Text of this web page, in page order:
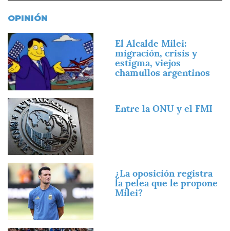
OPINIÓN
Imagen
El Alcalde Milei:
migración, crisis y
estigma, viejos
chamullos argentinos
Imagen Entre la ONU y el FMI
Imagen
¿La oposición registra
la pelea que le propone
Milei?